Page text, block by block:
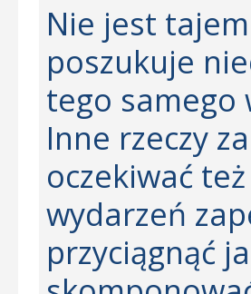
Nie jest
poszukuje
tego samego
Inne rzeczy
oczekiwać
wydarzeń
przyciągnąć